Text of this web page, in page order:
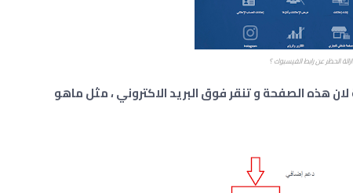
الحظر عن رابط الفيسبوك ؟
هذه الصفحة و تنقر فوق البريد الاكتروني ، مثل ماهو